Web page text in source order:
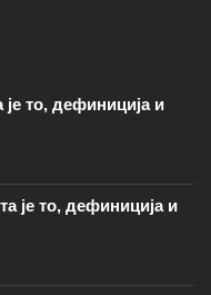
то, дефиниција и
је то, дефиниција и